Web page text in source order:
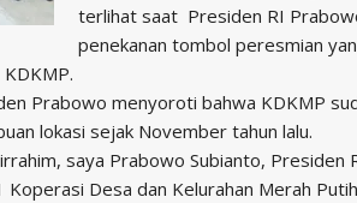
terlihat saat Presiden RI
penekanan tombol peresmian
Prabowo menyoroti bahwa KDKMP
lokasi sejak November tahun lalu.
saya Prabowo Subianto, Presiden
Desa dan Kelurahan Merah